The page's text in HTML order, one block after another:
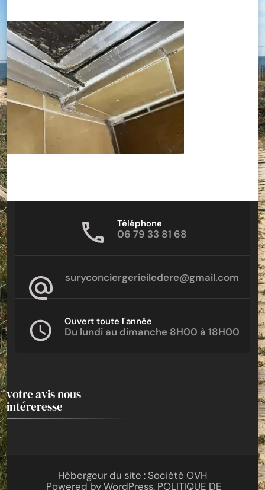
Téléphone
06 79 33 81 68
suryconciergerieiledere@gmail.com
Ouvert toute l'année
Du lundi au dimanche 8H00 à 18H00
votre avis nous
intéreresse
Hébergeur du site : Société OVH
Powered byWordPress. POLITIQUE DE